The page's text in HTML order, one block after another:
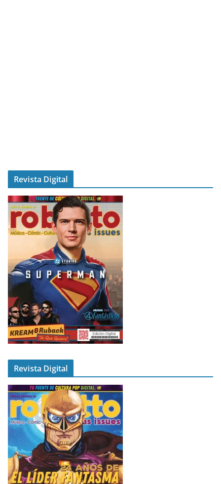
Revista Digital
Revista Digital